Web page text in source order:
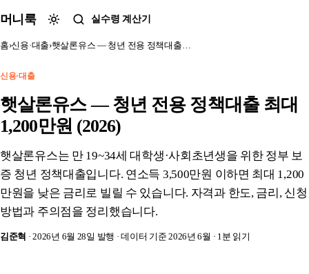
머니룩 실수령 계산기
홈›신용·대출›햇살론유스 — 청년 전용 정책대출…
신용·대출
햇살론유스 — 청년 전용 정책대출 최대
1,200만원 (2026)
햇살론유스는 만 19~34세 대학생·사회초년생을 위한 정부 보
증 청년 정책대출입니다. 연소득 3,500만원 이하면 최대 1,200
만원을 낮은 금리로 빌릴 수 있습니다. 자격과 한도, 금리, 신청
방법과 주의점을 정리했습니다.
김준혁 · 2026년 6월 28일 발행 · 데이터 기준 2026년 6월 · 1분 읽기